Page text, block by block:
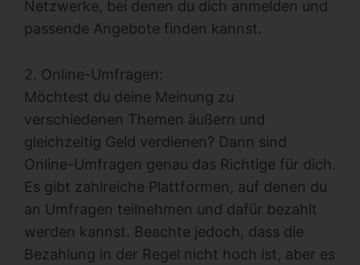
Netzwerke, bei denen du dich anmelden und
passende Angebote finden kannst.
2. Online-Umfragen:
Möchtest du deine Meinung zu
verschiedenen Themen äußern und
gleichzeitig Geld verdienen? Dann sind
Online-Umfragen genau das Richtige für dich.
Es gibt zahlreiche Plattformen, auf denen du
an Umfragen teilnehmen und dafür bezahlt
werden kannst. Beachte jedoch, dass die
Bezahlung in der Regel nicht hoch ist, aber es